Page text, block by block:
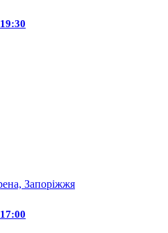
Запоріжжя